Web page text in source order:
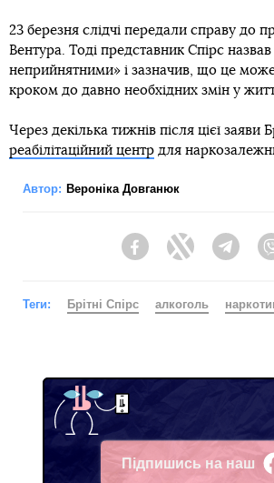
23 березня слідчі передали справу до
Вентура. Тоді представник Спірс назвав
неприйнятними» і зазначив, що це
кроком до давно необхідних змін у
Через декілька тижнів після цієї заяви
реабілітаційний центр для
Автор: Вероніка Довганюк
FacebookTwitter
Теги: Брітні Спірс алкоголь
Підпишись на наш
Facebook